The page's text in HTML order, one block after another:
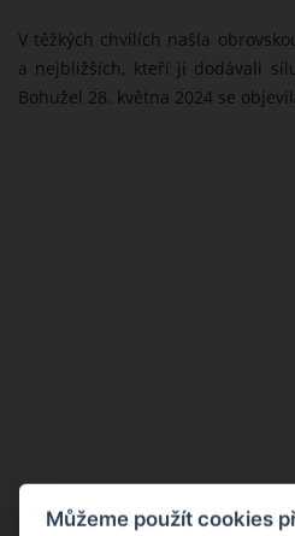
V těžkých chvílích našla
a nejbližších, kteří jí dodávali
Bohužel 28. května 2024 se
Můžeme použít cookies